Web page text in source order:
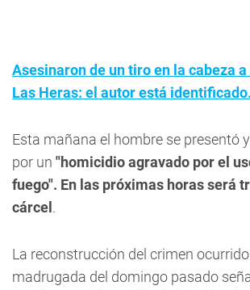
Asesinaron de un tiro en la cabeza
Las Heras: el autor está identificado.
Esta mañana el hombre se presentó
por un "homicidio agravado por el
fuego". En las próximas horas será
cárcel .
La reconstrucción del crimen
madrugada del domingo pasado